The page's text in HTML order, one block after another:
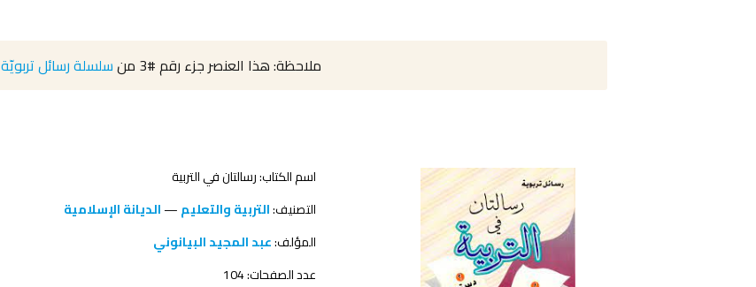
ملاحظة: هذا العنصر جزء رقم#3 منسلسلة رسائل تربويّة
اسم الكتاب: رسالتان في التربية
التصنيف:التربية والتعليم—الديانة الإسلامية
المؤلف:عبد المجيد البيانوني
عدد الصفحات: 104